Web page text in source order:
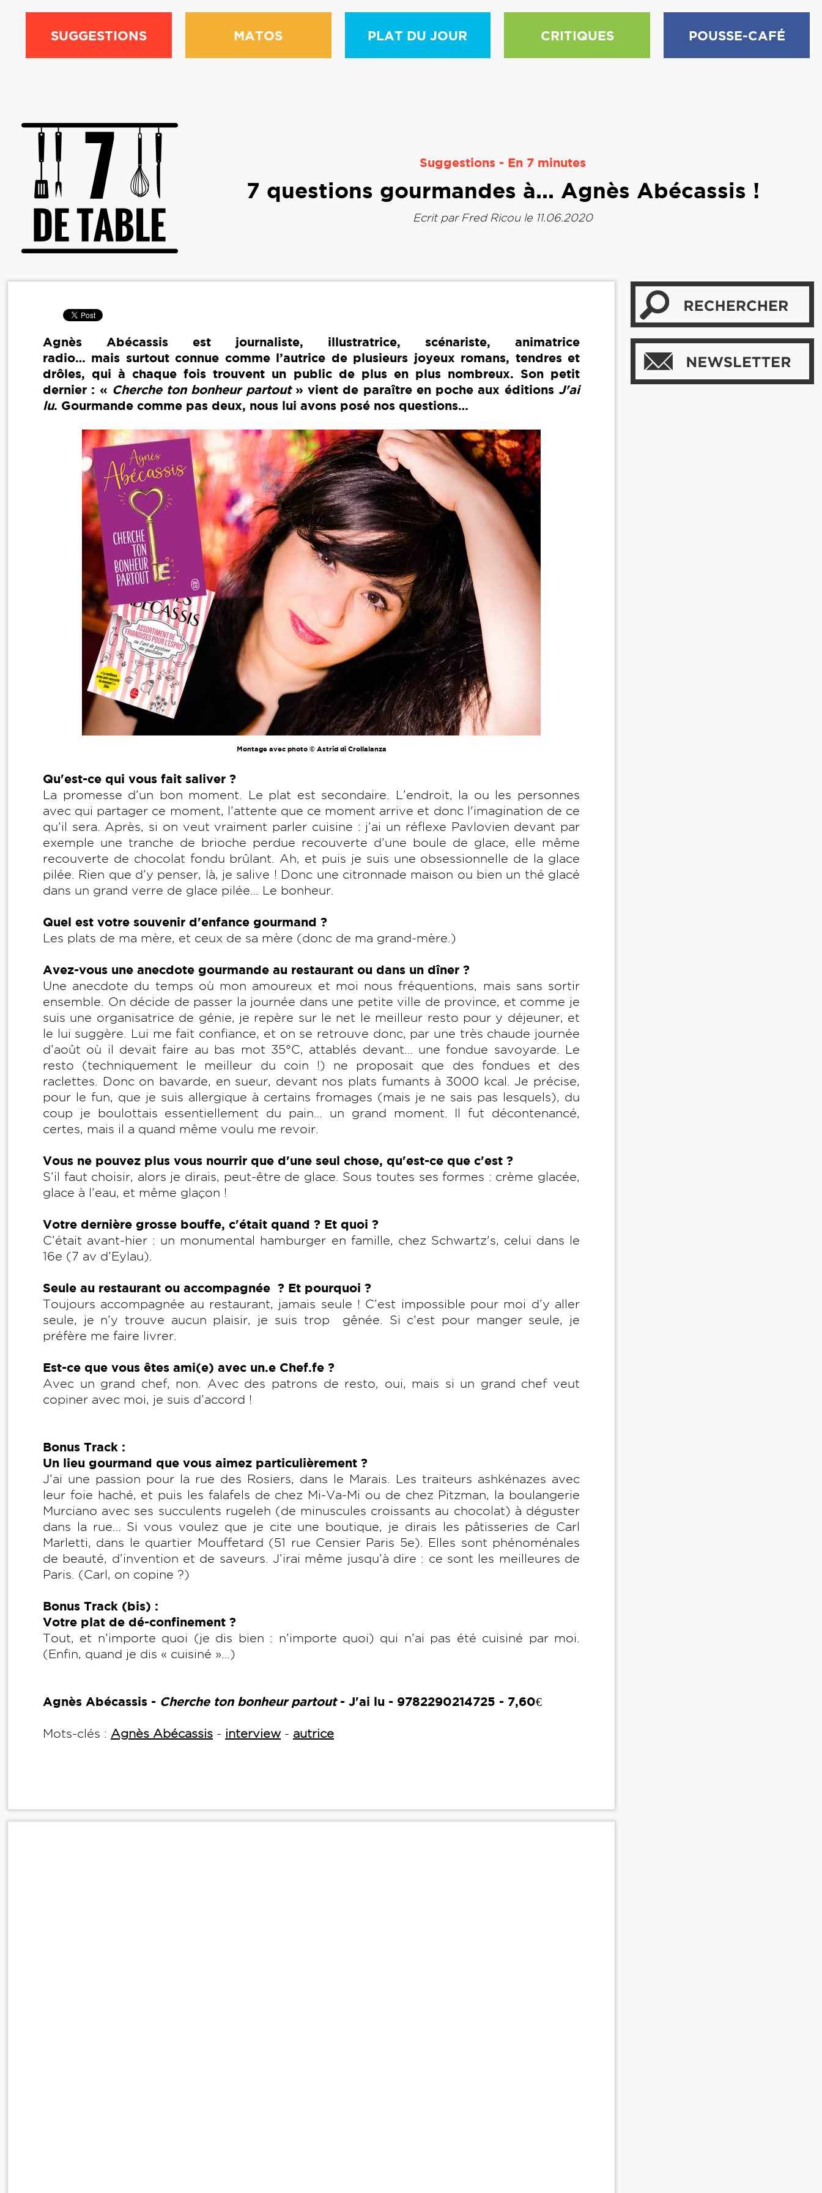
SUGGESTIONS MATOS PLAT DU JOUR CRITIQUES POUSSE-CAFÉ
Suggestions - En 7 minutes
7 questions gourmandes à... Agnès Abécassis !
Ecrit par Fred Ricoule 11.06.2020
Agnès Abécassis est journaliste, illustratrice, scénariste, animatrice
radio… mais surtout connue comme l’autrice de plusieurs joyeux romans, tendres et
drôles, qui à chaque fois trouvent un public de plus en plus nombreux. Son petit
dernier : « Cherche ton bonheur partout»​​​​​​ vient de paraître en poche aux éditions J'ai
lu.​ Gourmande comme pas deux, nous lui avons posé nos questions…
Montage avec photo © Astrid di Crollalanza
Qu'est-ce qui vous fait saliver ?
La promesse d’un bon moment. Le plat est secondaire. L’endroit, la ou les personnes
avec qui partager ce moment, l’attente que ce moment arrive et donc l'imagination de ce
qu’il sera. Après, si on veut vraiment parler cuisine : j’ai un réflexe Pavlovien devant par
exemple une tranche de brioche perdue recouverte d’une boule de glace, elle même
recouverte de chocolat fondu brûlant. Ah, et puis je suis une obsessionnelle de la glace
pilée. Rien que d’y penser, là, je salive ! Donc une citronnade maison ou bien un thé glacé
dans un grand verre de glace pilée… Le bonheur.
Quel est votre souvenir d'enfance gourmand ?
Les plats de ma mère, et ceux de sa mère (donc de ma grand-mère.)
Avez-vous une anecdote gourmande au restaurant ou dans un dîner ?
Une anecdote du temps où mon amoureux et moi nous fréquentions, mais sans sortir
ensemble. On décide de passer la journée dans une petite ville de province, et comme je
suis une organisatrice de génie, je repère sur le net le meilleur resto pour y déjeuner, et
le lui suggère. Lui me fait confiance, et on se retrouve donc, par une très chaude journée
d’août où il devait faire au bas mot 35°C, attablés devant… une fondue savoyarde. Le
resto (techniquement le meilleur du coin !) ne proposait que des fondues et des
raclettes. Donc on bavarde, en sueur, devant nos plats fumants à 3000 kcal. Je précise,
pour le fun, que je suis allergique à certains fromages (mais je ne sais pas lesquels), du
coup je boulottais essentiellement du pain… un grand moment. Il fut décontenancé,
certes, mais il a quand même voulu me revoir.
Vous ne pouvez plus vous nourrir que d'une seul chose, qu'est-ce que c'est ?
S’il faut choisir, alors je dirais, peut-être de glace. Sous toutes ses formes : crème glacée,
glace à l’eau, et même glaçon !
Votre dernière grosse bouffe, c'était quand ? Et quoi ?
C’était avant-hier : un monumental hamburger en famille, chez Schwartz's, celui dans le
16e (7 av d’Eylau).
Seule au restaurant ou accompagnée ? Et pourquoi ?
Toujours accompagnée au restaurant, jamais seule ! C’est impossible pour moi d’y aller
seule, je n’y trouve aucun plaisir, je suis trop gênée. Si c’est pour manger seule, je
préfère me faire livrer.
Est-ce que vous êtes ami(e) avec un.e Chef.fe ?
Avec un grand chef, non. Avec des patrons de resto, oui, mais si un grand chef veut
copiner avec moi, je suis d’accord !
Bonus Track :
Un lieu gourmand que vous aimez particulièrement ?
J’ai une passion pour la rue des Rosiers, dans le Marais. Les traiteurs ashkénazes avec
leur foie haché, et puis les falafels de chez Mi-Va-Mi ou de chez Pitzman, la boulangerie
Murciano avec ses succulents rugeleh (de minuscules croissants au chocolat) à déguster
dans la rue… Si vous voulez que je cite une boutique, je dirais les pâtisseries de Carl
Marletti, dans le quartier Mouffetard (51 rue Censier Paris 5e). Elles sont phénoménales
de beauté, d’invention et de saveurs. J’irai même jusqu’à dire : ce sont les meilleures de
Paris. (Carl, on copine ?)
Bonus Track (bis) :
Votre plat de dé-confinement ?
Tout, et n’importe quoi (je dis bien : n’importe quoi) qui n’ai pas été cuisiné par moi.
(Enfin, quand je dis « cuisiné »…)
Agnès Abécassis - Cherche ton bonheur partout- J'ai lu - 9782290214725 - 7,60€
Mots-clés : Agnès Abécassis - interview - autrice